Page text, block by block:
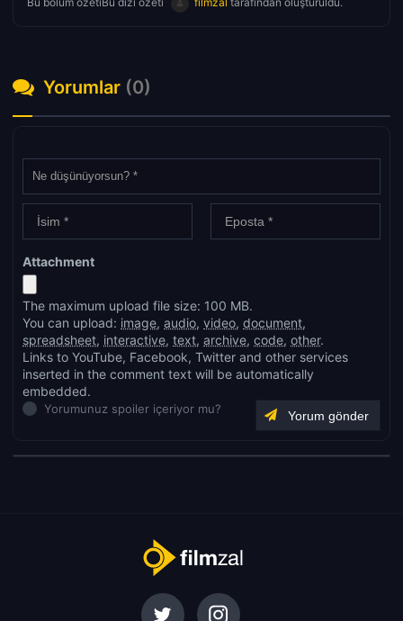
Yorumlar (0)
Attachment
The maximum upload file size: 100 MB.
You can upload: image, audio, video, document,
spreadsheet, interactive, text, archive, code, other.
Links to YouTube, Facebook, Twitter and other services
inserted in the comment text will be automatically
embedded.
Yorumunuz spoiler içeriyor mu?